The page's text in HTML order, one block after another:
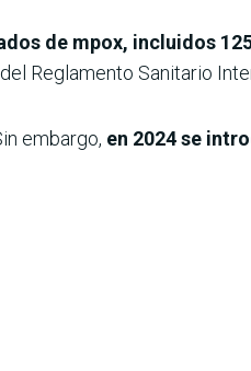
de mpox, incluidos
Reglamento Sanitario
embargo, en 2024 se